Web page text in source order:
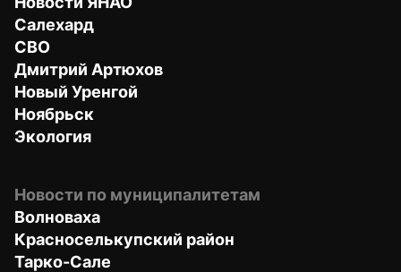
Салехард
СВО
Дмитрий Артюхов
Новый Уренгой
Ноябрьск
Экология
Новости по муниципалитетам
Волноваха
Красноселькупский район
Тарко-Сале